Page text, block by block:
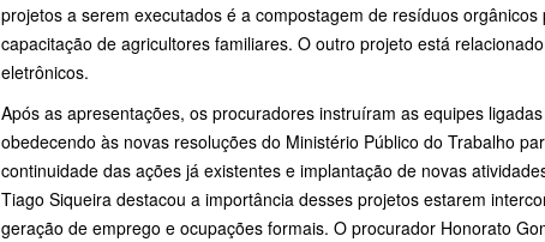
projetos a serem executados é a compostagem de resíduos
capacitação de agricultores familiares. O outro projeto está
eletrônicos.
Após as apresentações, os procuradores instruíram as equipes
obedecendo às novas resoluções do Ministério Público do Trabalho
continuidade das ações já existentes e implantação de novas
Tiago Siqueira destacou a importância desses projetos estarem
geração de emprego e ocupações formais. O procurador Honorato